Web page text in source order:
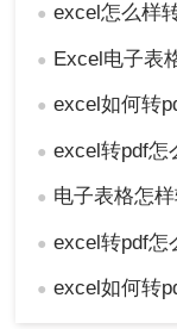
● excel怎么样转
● Excel电子表格
● excel如何转
● excel转pdf怎
● 电子表格怎
● excel转pdf怎
● excel如何转